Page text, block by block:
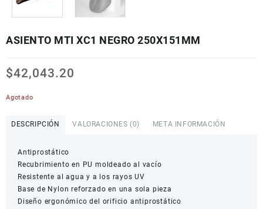
ASIENTO MTI XC1 NEGRO 250X151MM
$42,043.20
Agotado
DESCRIPCIÓN VALORACIONES (0) META INFORMACIÓN
Antiprostático
Recubrimiento en PU moldeado al vacío
Resistente al agua y a los rayos UV
Base de Nylon reforzado en una sola pieza
Diseño ergonómico del orificio antiprostático